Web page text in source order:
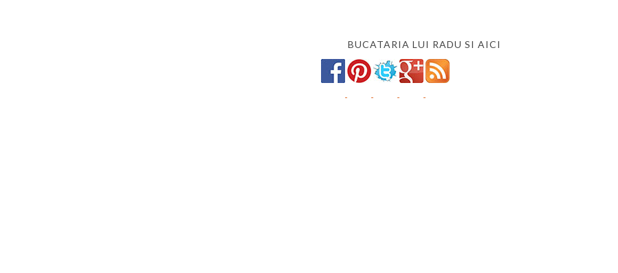
BUCATARIA LUI RADU SI AICI